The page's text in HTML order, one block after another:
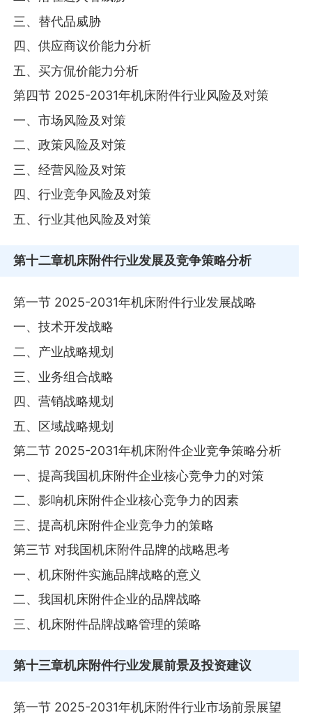
三、替代品威胁
四、供应商议价能力分析
五、买方侃价能力分析
第四节 2025-2031年机床附件行业风险及对策
一、市场风险及对策
二、政策风险及对策
三、经营风险及对策
四、行业竞争风险及对策
五、行业其他风险及对策
第十二章机床附件行业发展及竞争策略分析
第一节 2025-2031年机床附件行业发展战略
一、技术开发战略
二、产业战略规划
三、业务组合战略
四、营销战略规划
五、区域战略规划
第二节 2025-2031年机床附件企业竞争策略分析
一、提高我国机床附件企业核心竞争力的对策
二、影响机床附件企业核心竞争力的因素
三、提高机床附件企业竞争力的策略
第三节 对我国机床附件品牌的战略思考
一、机床附件实施品牌战略的意义
二、我国机床附件企业的品牌战略
三、机床附件品牌战略管理的策略
第十三章机床附件行业发展前景及投资建议
第一节 2025-2031年机床附件行业市场前景展望